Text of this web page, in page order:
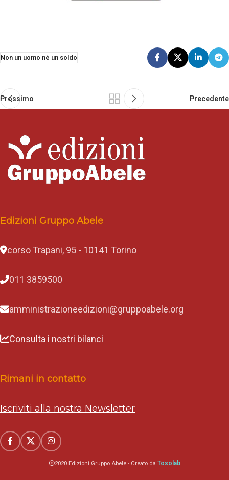
Non un uomo né un soldo
Prossimo Precedente
Edizioni Gruppo Abele
corso Trapani, 95 - 10141 Torino
011 3859500
amministrazioneedizioni@gruppoabele.org
Consulta i nostri bilanci
Rimani in contatto
Iscriviti alla nostra Newsletter
2020 Edizioni Gruppo Abele - Creato da Tosolab